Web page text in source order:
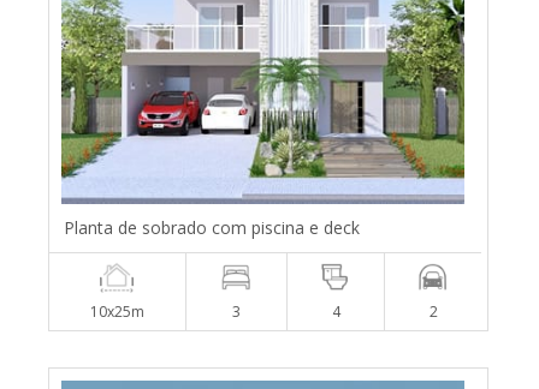
Planta de sobrado com piscina e deck
10x25m 3 4 2